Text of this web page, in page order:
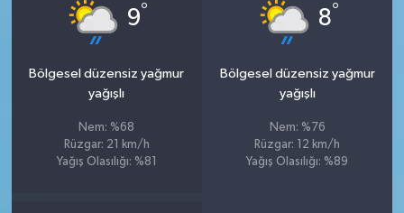
9°
Bölgesel düzensiz yağmur
yağışlı
Nem: %68
Rüzgar: 21 km/h
Yağış Olasılığı: %81
8°
Bölgesel düzensiz yağmur
yağışlı
Nem: %76
Rüzgar: 12 km/h
Yağış Olasılığı: %89